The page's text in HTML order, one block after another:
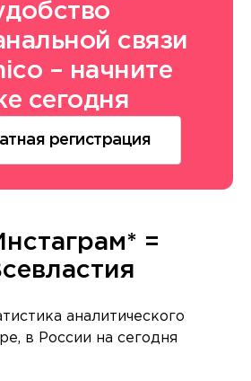
связи
– начните
сегодня
регистрация
=
аналитического
в России на сегодня